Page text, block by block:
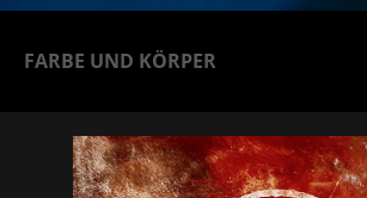
FARBE UND KÖRPER